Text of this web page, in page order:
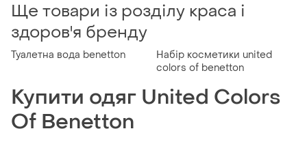
Ще товари із розділу краса і
здоров'я бренду
Туалетна вода benetton
Набір косметики united
colors of benetton
Купити одяг United Colors
Of Benetton